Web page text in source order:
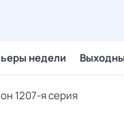
недели
1207-я серия